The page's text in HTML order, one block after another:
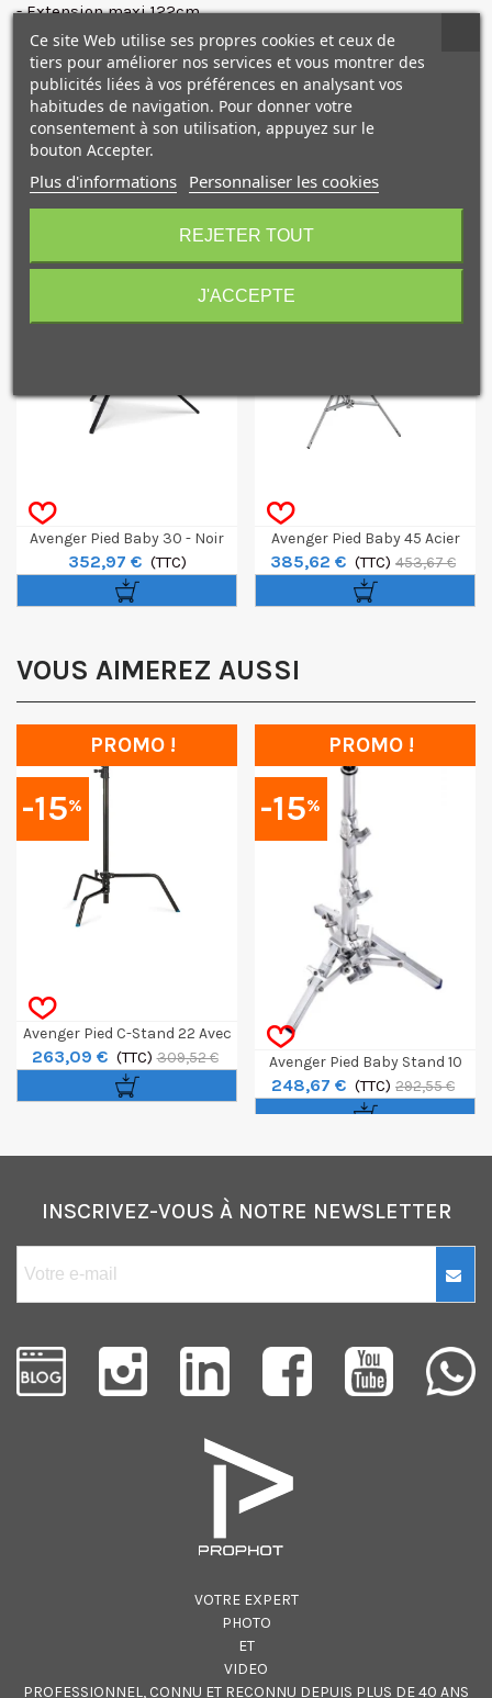
- Extension maxi 122cm
- Matériau : Aluminium
- Nombre de sections: 3
NOS PRODUITS
COMPLÉMENTAIRES
Avenger Pied Baby 30 - Noir
352,97 € (TTC)
-15
Avenger Pied Baby 45 Acier
385,62 € (TTC) 453,67 €
VOUS AIMEREZ AUSSI
-15%
PROMO !
Avenger Pied C-Stand 22 Avec
Base Mobile
263,09 € (TTC) 309,52 €
-15%
PROMO !
Avenger Pied Baby Stand 10
248,67 € (TTC) 292,55 €
INSCRIVEZ-VOUS À NOTRE NEWSLETTER
VOTRE EXPERT
PHOTO
ET
VIDEO
PROFESSIONNEL, CONNU ET RECONNU DEPUIS PLUS DE 40 ANS
Ce site Web utilise ses propres cookies et ceux de
tiers pour améliorer nos services et vous montrer des
publicités liées à vos préférences en analysant vos
habitudes de navigation. Pour donner votre
consentement à son utilisation, appuyez sur le
bouton Accepter.
Plus d'informations Personnaliser les cookies
REJETER TOUT
J'ACCEPTE
J'accepte de recevoir des SMS de la part de la marque.